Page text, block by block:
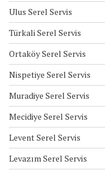
Ulus Serel Servis
Türkali Serel Servis
Ortaköy Serel Servis
Nispetiye Serel Servis
Muradiye Serel Servis
Mecidiye Serel Servis
Levent Serel Servis
Levazım Serel Servis